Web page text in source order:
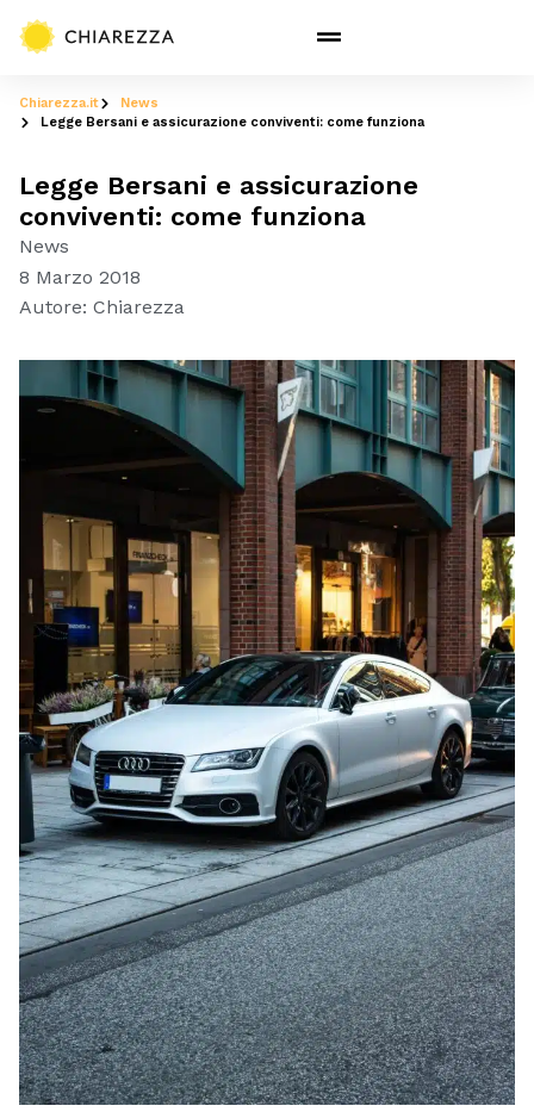
Chiarezza.it
News
Legge Bersani e assicurazione conviventi: come funziona
Legge Bersani e assicurazione
conviventi: come funziona
News
8 Marzo 2018
Autore: Chiarezza